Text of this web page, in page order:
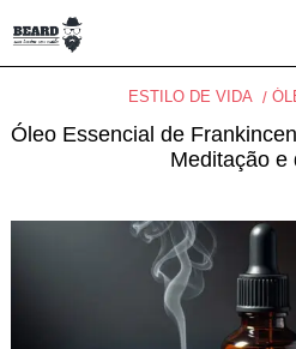
ESTILO DE VIDA
Óleo Essencial de
Meditação e